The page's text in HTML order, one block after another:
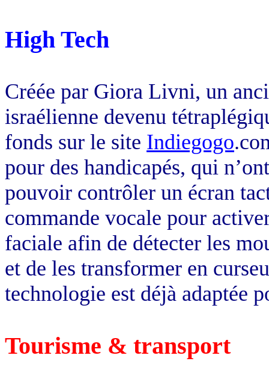
High Tech
Créée par Giora Livni, un
israélienne devenu
fonds sur le site Indiegogo
pour des handicapés, qui
pouvoir contrôler un écran
commande vocale pour
faciale afin de détecter les
et de les transformer en
technologie est déjà adaptée
Tourisme & transport